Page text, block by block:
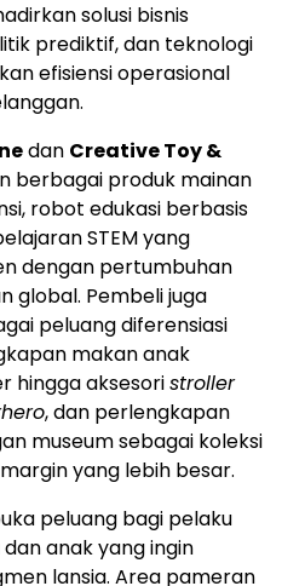
solusi bisnis
prediktif, dan teknologi
efisiensi operasional
dan Creative Toy &
berbagai produk mainan
robot edukasi berbasis
STEM yang
dengan pertumbuhan
global. Pembeli juga
peluang diferensiasi
makan anak
hingga aksesoristroller
, dan perlengkapan
museum sebagai koleksi
yang lebih besar.
peluang bagi pelaku
anak yang ingin
lansia. Area pameran